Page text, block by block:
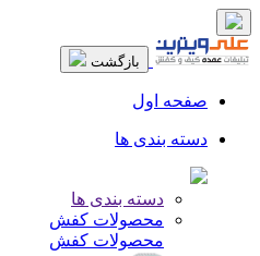
بازگشت
صفحه اول
دسته بندی ها
دسته بندی ها
محصولات کفش
محصولات کفش